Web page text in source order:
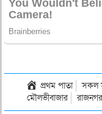
প্রথম পাতা সকল
মৌলভীবাজার
রাজনগর